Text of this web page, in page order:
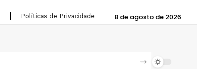
Políticas de Privacidade 8 de agosto de 2026